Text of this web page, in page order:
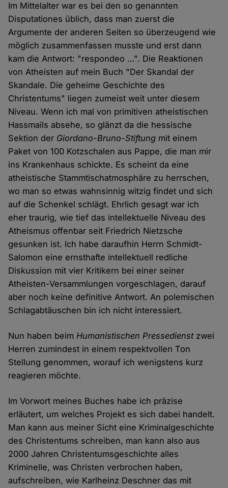
Im Mittelalter war es bei den so genannten
Disputationes üblich, dass man zuerst die
Argumente der anderen Seiten so überzeugend wie
möglich zusammenfassen musste und erst dann
kam die Antwort: "respondeo …". Die Reaktionen
von Atheisten auf mein Buch "Der Skandal der
Skandale. Die geheime Geschichte des
Christentums" liegen zumeist weit unter diesem
Niveau. Wenn ich mal von primitiven atheistischen
Hassmails absehe, so glänzt da die hessische
Sektion der Giordano-Bruno-Stiftung mit einem
Paket von 100 Kotzschalen aus Pappe, die man mir
ins Krankenhaus schickte. Es scheint da eine
atheistische Stammtischatmosphäre zu herrschen,
wo man so etwas wahnsinnig witzig findet und sich
auf die Schenkel schlägt. Ehrlich gesagt war ich
eher traurig, wie tief das intellektuelle Niveau des
Atheismus offenbar seit Friedrich Nietzsche
gesunken ist. Ich habe daraufhin Herrn Schmidt-
Salomon eine ernsthafte intellektuell redliche
Diskussion mit vier Kritikern bei einer seiner
Atheisten-Versammlungen vorgeschlagen, darauf
aber noch keine definitive Antwort. An polemischen
Schlagabtäuschen bin ich nicht interessiert.
Nun haben beimHumanistischen Pressedienstzwei
Herren zumindest in einem respektvollen Ton
Stellung genommen, worauf ich wenigstens kurz
reagieren möchte.
Im Vorwort meines Buches habe ich präzise
erläutert, um welches Projekt es sich dabei handelt.
Man kann aus meiner Sicht eine Kriminalgeschichte
des Christentums schreiben, man kann also aus
2000 Jahren Christentumsgeschichte alles
Kriminelle, was Christen verbrochen haben,
aufschreiben, wie Karlheinz Deschner das mit